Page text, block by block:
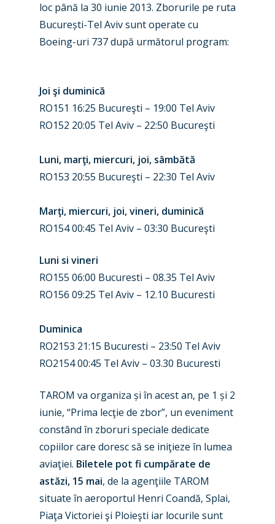
loc până la 30 iunie 2013. Zborurile pe ruta
București-Tel Aviv sunt operate cu
Boeing-uri 737 după următorul program:
Joi şi duminică
RO151 16:25 Bucureşti – 19:00 Tel Aviv
RO152 20:05 Tel Aviv – 22:50 Bucureşti
Luni, marţi, miercuri, joi, sâmbătă
RO153 20:55 Bucureşti – 22:30 Tel Aviv
Marţi, miercuri, joi, vineri, duminică
RO154 00:45 Tel Aviv – 03:30 Bucureşti
Luni si vineri
RO155 06:00 Bucuresti – 08.35 Tel Aviv
RO156 09:25 Tel Aviv – 12.10 Bucuresti
Duminica
RO2153 21:15 Bucuresti – 23:50 Tel Aviv
RO2154 00:45 Tel Aviv – 03.30 Bucuresti
TAROM va organiza și în acest an, pe 1 și 2
iunie, “Prima lecţie de zbor”, un eveniment
constând în zboruri speciale dedicate
copiilor care doresc să se iniţieze în lumea
aviaţiei. Biletele pot fi cumpărate de
astăzi, 15 mai, de la agenţiile TAROM
situate în aeroportul Henri Coandă, Splai,
Piaţa Victoriei şi Ploieşti iar locurile sunt